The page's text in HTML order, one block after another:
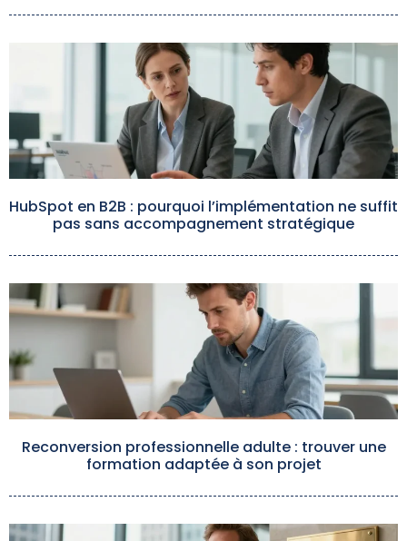
HubSpot en B2B : pourquoi l’implémentation ne suffit
pas sans accompagnement stratégique
Reconversion professionnelle adulte : trouver une
formation adaptée à son projet